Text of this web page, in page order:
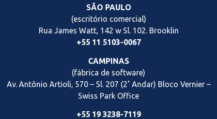
SÃO PAULO
(escritório comercial)
Rua James Watt, 142 w Sl. 102. Brooklin
+55 11 5103-0067
CAMPINAS
(fábrica de software)
Av. Antônio Artioli, 570 – Sl. 207 (2˚ Andar) Bloco Vernier –
Swiss Park Office
+55 19 3238-7119